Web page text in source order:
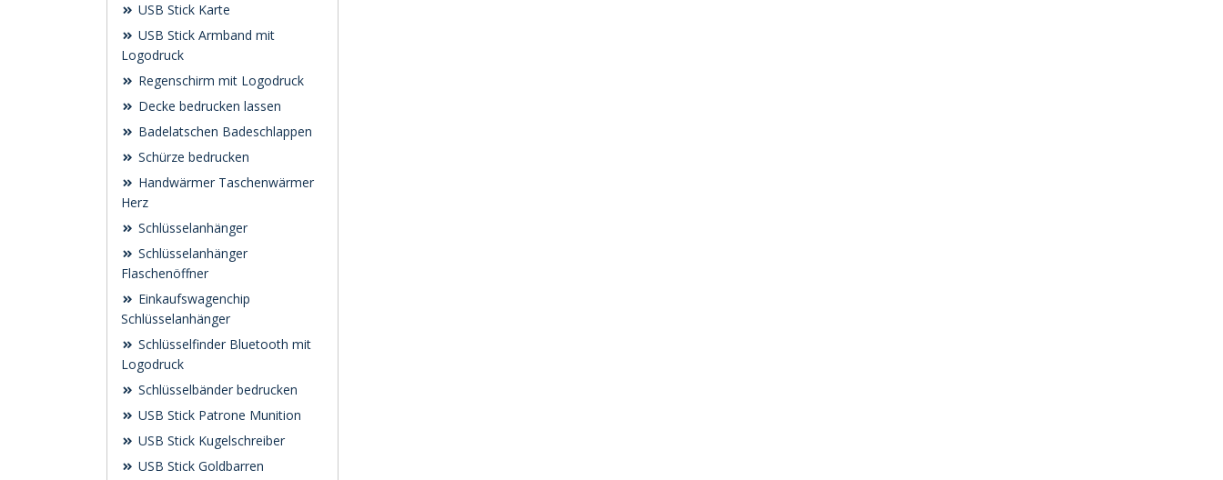
USB Stick Karte
USB Stick Armband mit
Logodruck
Regenschirm mit Logodruck
Decke bedrucken lassen
Badelatschen Badeschlappen
Schürze bedrucken
Handwärmer Taschenwärmer
Herz
Schlüsselanhänger
Schlüsselanhänger
Flaschenöffner
Einkaufswagenchip
Schlüsselanhänger
Schlüsselfinder Bluetooth mit
Logodruck
Schlüsselbänder bedrucken
USB Stick Patrone Munition
USB Stick Kugelschreiber
USB Stick Goldbarren